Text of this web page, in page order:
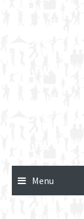
Menu